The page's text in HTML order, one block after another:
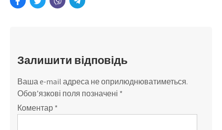
Залишити відповідь
Ваша e-mail адреса не оприлюднюватиметься.
Обов’язкові поля позначені *
Коментар*